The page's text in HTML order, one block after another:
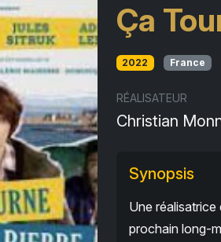
Ça
2022 France
RÉALISATEUR
Christian
Synopsis
Une
prochain long-